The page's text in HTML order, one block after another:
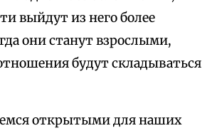
выйдут из него более
они станут взрослыми,
будут складываться
открытыми для наших